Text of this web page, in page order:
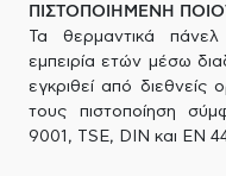
ΠΙΣΤΟΠΟΙΗΜΕΝΗ
Τα θερμαντικά
εμπειρία ετών μέσω
εγκριθεί από διεθνείς
τους πιστοποίηση
9001, TSE, DIN και EN